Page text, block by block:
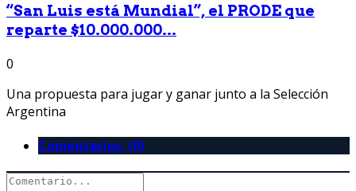
“San Luis está Mundial”, el PRODE que
reparte $10.000.000...
0
Una propuesta para jugar y ganar junto a la Selección
Argentina
Comentarios (0)